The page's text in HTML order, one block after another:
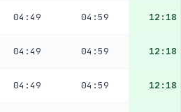
04:49 04:59 12:18
04:49 04:59 12:18
04:49 04:59 12:18